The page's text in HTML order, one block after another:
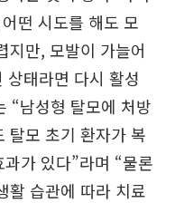
떤 시도를 해도 모
지만, 모발이 가늘어
상태라면 다시 활성
“남성형 탈모에 처방
탈모 초기 환자가 복
가 있다”라며 “물론
활 습관에 따라 치료